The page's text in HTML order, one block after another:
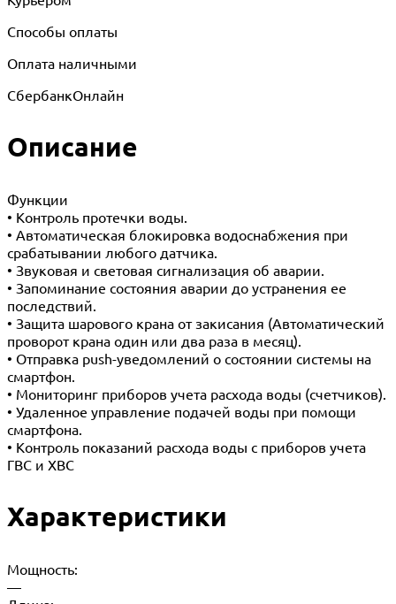
Способы оплаты
Оплата наличными
СбербанкОнлайн
Описание
Функции
• Контроль протечки воды.
• Автоматическая блокировка водоснабжения при
срабатывании любого датчика.
• Звуковая и световая сигнализация об аварии.
• Запоминание состояния аварии до устранения ее
последствий.
• Защита шарового крана от закисания (Автоматический
проворот крана один или два раза в месяц).
• Отправка push-уведомлений о состоянии системы на
смартфон.
• Мониторинг приборов учета расхода воды (счетчиков).
• Удаленное управление подачей воды при помощи
смартфона.
• Контроль показаний расхода воды с приборов учета
ГВС и ХВС
Характеристики
Мощность:
—